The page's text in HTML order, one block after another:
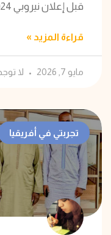
قبل إعلان نيروبي 2024 بأيام قليلة كان لي شرف اللقاء
قراءة المزيد »
مايو 7, 2026 لا
تجربتي في أفريقيا